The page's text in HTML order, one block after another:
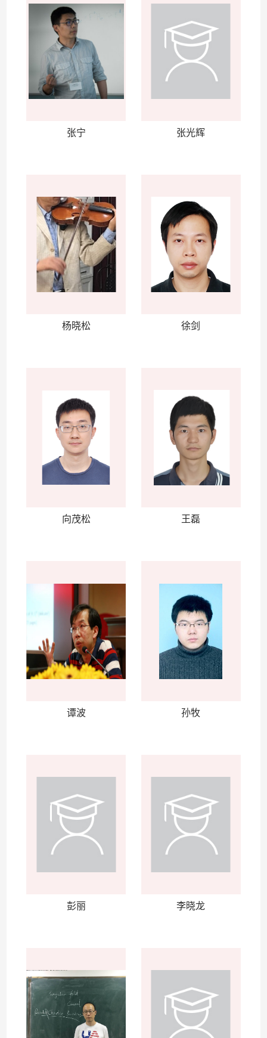
张宁 张光辉
杨晓松 徐剑
向茂松 王磊
谭波 孙牧
彭丽 李晓龙